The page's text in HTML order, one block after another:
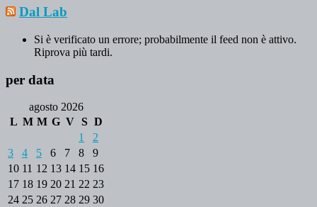
Dal Lab
Si è verificato un errore; probabilmente il feed non è attivo.
Riprova più tardi.
per data
agosto 2026
L M M G V S D
1
2
3
4 5 6 7 8
9
10 11 12 13 14 15 16
17 18 19 20 21 22 23
24 25 26 27 28 29 30